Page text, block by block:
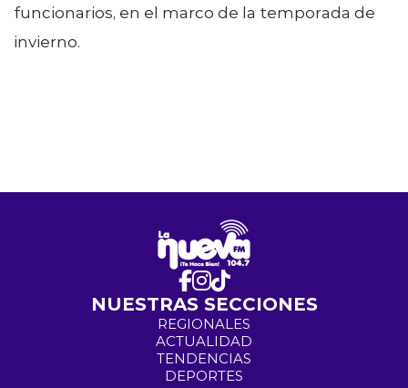
funcionarios, en el marco de la temporada de
invierno.
NUESTRAS SECCIONES
REGIONALES
ACTUALIDAD
TENDENCIAS
DEPORTES